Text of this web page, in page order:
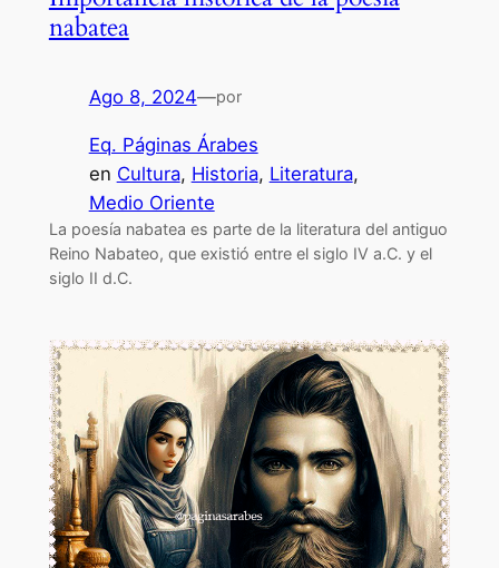
nabatea
Ago 8, 2024—por
Eq. Páginas Árabes
en Cultura, Historia, Literatura
Medio Oriente
La poesía nabatea es parte de la literatura del antiguo
Reino Nabateo, que existió entre el siglo IV a.C. y el
siglo II d.C.